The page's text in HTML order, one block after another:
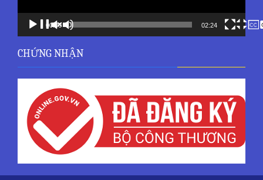
00:00 02:24
CHỨNG NHẬN